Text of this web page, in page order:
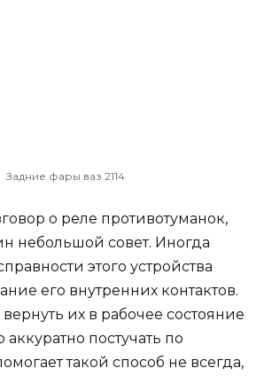
Задние фары ваз 2114
о реле противотуманок,
небольшой совет. Иногда
этого устройства
его внутренних контактов.
их в рабочее состояние
постучать по
такой способ не всегда,